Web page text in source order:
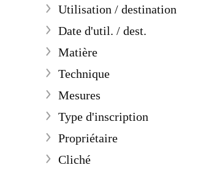
Afficher plus
Utilisation / destination
Afficher plus
Date d'util. / dest.
Afficher plus
Matière
Afficher plus
Technique
Afficher plus
Mesures
Afficher plus
Type d'inscription
Afficher plus
Propriétaire
Afficher plus
Cliché